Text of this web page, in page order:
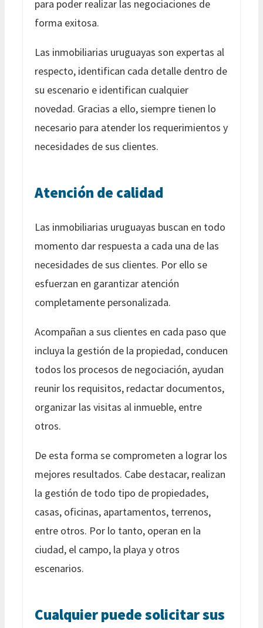
para poder realizar las negociaciones de
forma exitosa.
Las inmobiliarias uruguayas son expertas al
respecto, identifican cada detalle dentro de
su escenario e identifican cualquier
novedad. Gracias a ello, siempre tienen lo
necesario para atender los requerimientos y
necesidades de sus clientes.
Atención de calidad
Las inmobiliarias uruguayas buscan en todo
momento dar respuesta a cada una de las
necesidades de sus clientes. Por ello se
esfuerzan en garantizar atención
completamente personalizada.
Acompañan a sus clientes en cada paso que
incluya la gestión de la propiedad, conducen
todos los procesos de negociación, ayudan
reunir los requisitos, redactar documentos,
organizar las visitas al inmueble, entre
otros.
De esta forma se comprometen a lograr los
mejores resultados. Cabe destacar, realizan
la gestión de todo tipo de propiedades,
casas, oficinas, apartamentos, terrenos,
entre otros. Por lo tanto, operan en la
ciudad, el campo, la playa y otros
escenarios.
Cualquier puede solicitar sus